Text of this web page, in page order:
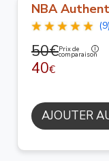
NBA
(9)
50€Prix de
comparaison
40€
AJOUTER